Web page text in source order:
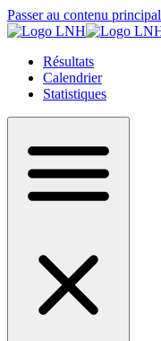
Passer au contenu principal
Résultats
Calendrier
Statistiques